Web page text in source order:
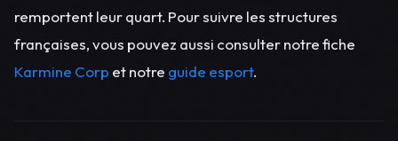
remportent leur quart. Pour suivre les structures
françaises, vous pouvez aussi consulter notre fiche
Karmine Corp et notre guide esport.